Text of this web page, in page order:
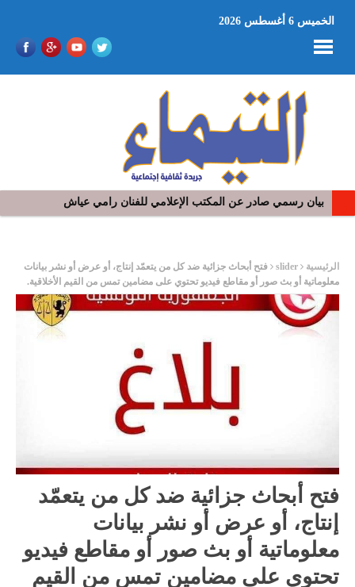
الخميس 6 أغسطس 2026
بيان رسمي صادر عن المكتب الإعلامي للفنان رامي عياش
الرئيسية slider
فتح أبحاث جزائية ضد كل من يتعمّد إنتاج، أو عرض أو نشر بيانات
معلوماتية أو بث صور أو مقاطع فيديو تحتوي على مضامين تمس من القيم الأخلاقية.
فتح أبحاث جزائية ضد كل من يتعمّد
إنتاج، أو عرض أو نشر بيانات
معلوماتية أو بث صور أو مقاطع فيديو
تحتوي على مضامين تمس من القيم